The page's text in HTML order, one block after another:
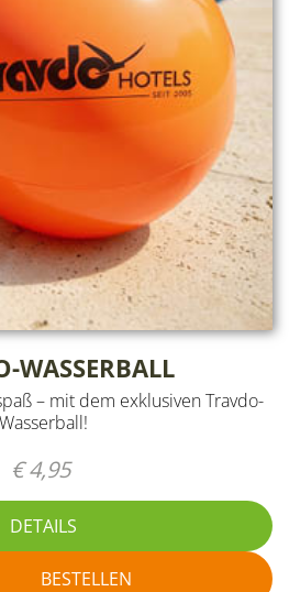
WASSERBALL
– mit dem exklusiven Travdo-
Wasserball!
€ 4,95
DETAILS
BESTELLEN